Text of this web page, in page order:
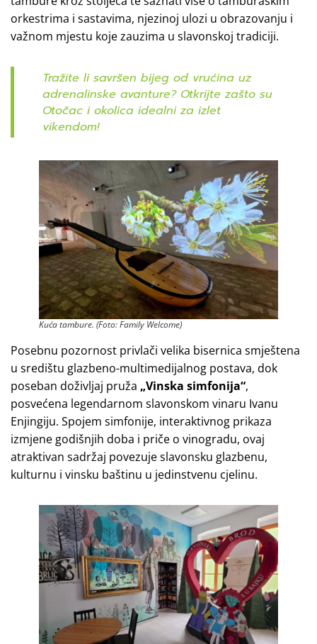
orkestrima i sastavima, njezinoj ulozi u obrazovanju i
važnom mjestu koje zauzima u slavonskoj tradiciji.
Tražite li savršen bijeg od vrućina uz
adrenalinske avanture? Otkrijte zašto su
Otočac i okolica idealni za izlet
vikendom!
Kuća tambure. (Foto: Family Welcome)
Posebnu pozornost privlači velika bisernica smještena
u središtu glazbeno-multimedijalnog postava, dok
poseban doživljaj pruža „Vinska simfonija“,
posvećena legendarnom slavonskom vinaru Ivanu
Enjingiju. Spojem simfonije, interaktivnog prikaza
izmjene godišnjih doba i priče o vinogradu, ovaj
atraktivan sadržaj povezuje slavonsku glazbenu,
kulturnu i vinsku baštinu u jedinstvenu cjelinu.